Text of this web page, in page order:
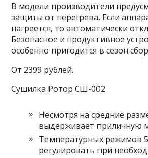
В модели производители
защиты от перегрева. Если
нагреется, то автоматически
Безопасное и продуктивное
особенно пригодится в сезон
От 2399 рублей.
Сушилка Ротор СШ-002
Несмотря на средние
выдерживает приличную
Температурных режимов
регулировать при